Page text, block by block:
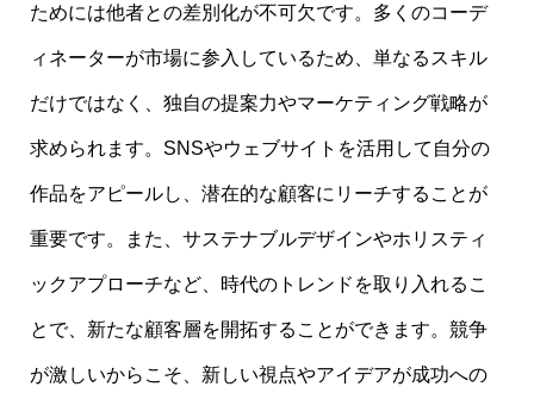
ためには他者との差別化が不可欠です。多くのコーデ
ィネーターが市場に参入しているため、単なるスキル
だけではなく、独自の提案力やマーケティング戦略が
求められます。SNSやウェブサイトを活用して自分の
作品をアピールし、潜在的な顧客にリーチすることが
重要です。また、サステナブルデザインやホリスティ
ックアプローチなど、時代のトレンドを取り入れるこ
とで、新たな顧客層を開拓することができます。競争
が激しいからこそ、新しい視点やアイデアが成功への